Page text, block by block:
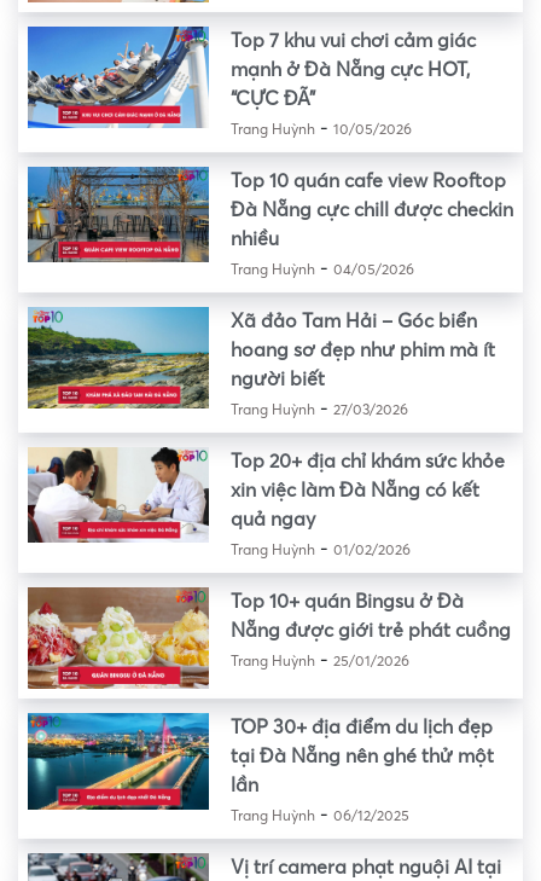
Top 7 khu vui chơi cảm giác
mạnh ở Đà Nẵng cực HOT,
“CỰC ĐÃ”
Trang Huỳnh- 10/05/2026
Top 10 quán cafe view Rooftop
Đà Nẵng cực chill được checkin
nhiều
Trang Huỳnh- 04/05/2026
Xã đảo Tam Hải – Góc biển
hoang sơ đẹp như phim mà ít
người biết
Trang Huỳnh- 27/03/2026
Top 20+ địa chỉ khám sức khỏe
xin việc làm Đà Nẵng có kết
quả ngay
Trang Huỳnh- 01/02/2026
Top 10+ quán Bingsu ở Đà
Nẵng được giới trẻ phát cuồng
Trang Huỳnh- 25/01/2026
TOP 30+ địa điểm du lịch đẹp
tại Đà Nẵng nên ghé thử một
lần
Trang Huỳnh- 06/12/2025
Vị trí camera phạt nguội AI tại